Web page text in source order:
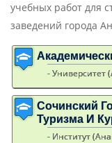
учебных работ для
заведений города
- Университет
Сочинский
Туризма И
- Институт